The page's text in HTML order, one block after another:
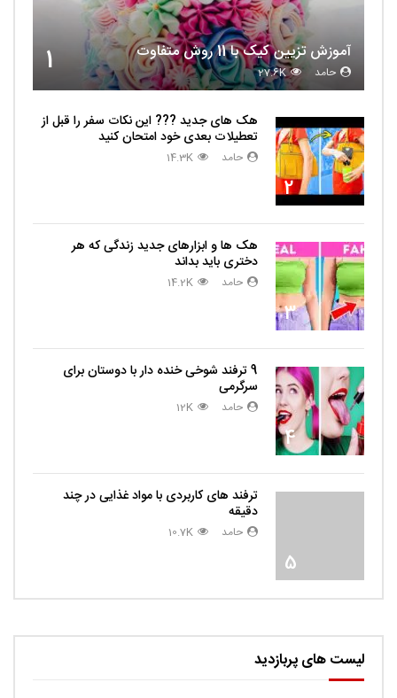
1 آموزش تزیین کیک با 11 روش متفاوت
حامد 27.6K
2
هک های جدید ??️? این نکات سفر را قبل از
تعطیلات بعدی خود امتحان کنید
حامد 14.3K
3
هک ها و ابزارهای جدید زندگی که هر
دختری باید بداند
حامد 14.2K
4
9 ترفند شوخی خنده دار با دوستان برای
سرگرمی
حامد 12K
5
ترفند های کاربردی با مواد غذایی در چند
دقیقه
حامد 10.7K
لیست های پربازدید